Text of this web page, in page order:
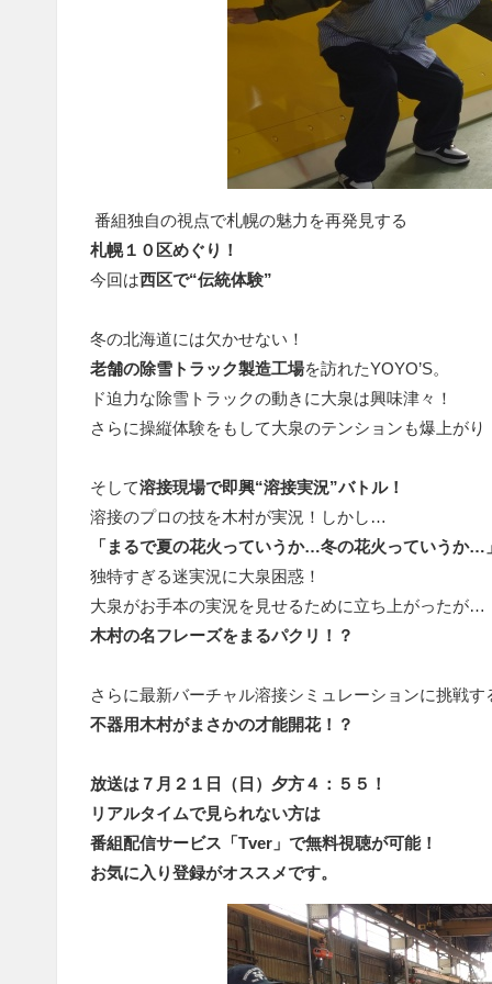
番組独自の視点で札幌の魅力を再発見する
札幌１０区めぐり！
今回は西区で“伝統体験”
冬の北海道には欠かせない！
老舗の除雪トラック製造工場を訪れたYOYO’S。
ド迫力な除雪トラックの動きに大泉は興味津々！
さらに操縦体験をもして大泉のテンションも爆上がり
そして溶接現場で即興“溶接実況”バトル！
溶接のプロの技を木村が実況！しかし…
「まるで夏の花火っていうか…冬の花火っていうか…
独特すぎる迷実況に大泉困惑！
大泉がお手本の実況を見せるために立ち上がったが…
木村の名フレーズをまるパクリ！？
さらに最新バーチャル溶接シミュレーションに挑戦す
不器用木村がまさかの才能開花！？
放送は７月２１日（日）夕方４：５５！
リアルタイムで見られない方は
番組配信サービス「Tver」で無料視聴が可能！
お気に入り登録がオススメです。